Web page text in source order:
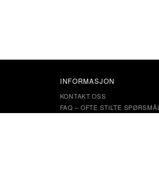
INFORMASJON
KONTAKT OSS
FAQ – OFTE STILTE SPØRSMÅL